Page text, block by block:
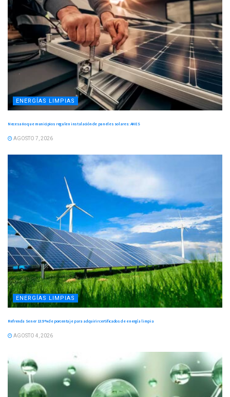
ENERGÍAS LIMPIAS
Necesario que municipios regulen instalación de paneles solares: ANES
AGOSTO 7, 2026
ENERGÍAS LIMPIAS
Refrenda Sener 13.9 % de porcentaje para adquirir certificados de energía limpia
AGOSTO 4, 2026